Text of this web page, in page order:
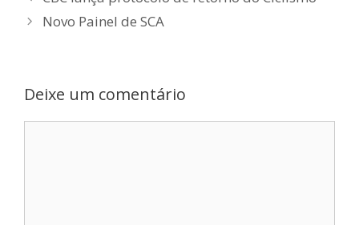
Novo Painel de SCA
Deixe um comentário